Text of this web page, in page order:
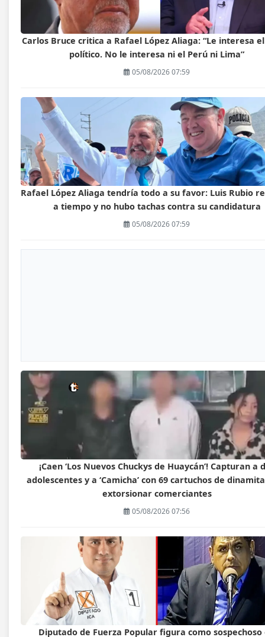
Carlos Bruce critica a Rafael López Aliaga: “Le interesa
político. No le interesa ni el Perú ni Lima”
05/08/2026 07:59
Rafael López Aliaga tendría todo a su favor: Luis Rubio
a tiempo y no hubo tachas contra su candidatura
05/08/2026 07:59
¡Caen ‘Los Nuevos Chuckys de Huaycán’! Capturan a
adolescentes y a ‘Camicha’ con 69 cartuchos de
extorsionar comerciantes
05/08/2026 07:56
Diputado de Fuerza Popular figura como sospechoso